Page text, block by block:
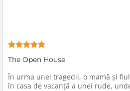
The Open House
În urma unei tragedii, o mamă şi
în casa de vacanţă a unei rude,